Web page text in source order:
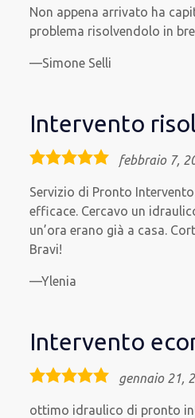
Non appena arrivato ha
problema risolvendolo in
Simone Selli
Intervento
5,0
febbraio 7,
Servizio di Pronto
efficace. Cercavo un
un’ora erano già a casa.
Bravi!
Ylenia
Intervento
5,0
gennaio 21,
ottimo idraulico di pronto